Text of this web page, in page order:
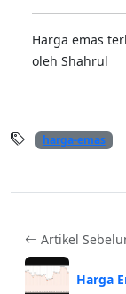
Harga emas
oleh Shahrul
harga-emas
Artikel
Harga